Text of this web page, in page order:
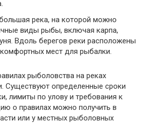
река, на которой можно
виды рыбы, включая карпа,
Вдоль берегов реки расположены
мест для рыбалки.
рыболовства на реках
Существуют определенные сроки
лимиты по улову и требования к
о правилах можно получить в
или у местных рыболовных